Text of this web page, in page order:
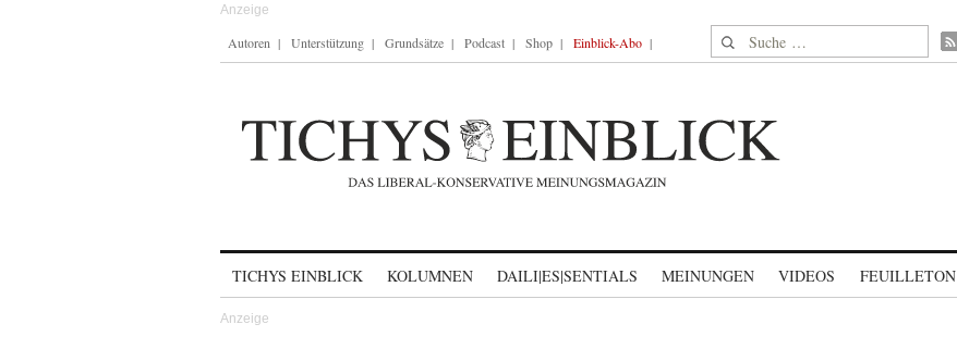
Autoren Unterstützung Grundsätze Podcast Shop Einblick-Abo Suche nach:
TICHYS EINBLICK KOLUMNEN DAILI|ES|SENTIALS MEINUNGEN VIDEOS FEUILLETON